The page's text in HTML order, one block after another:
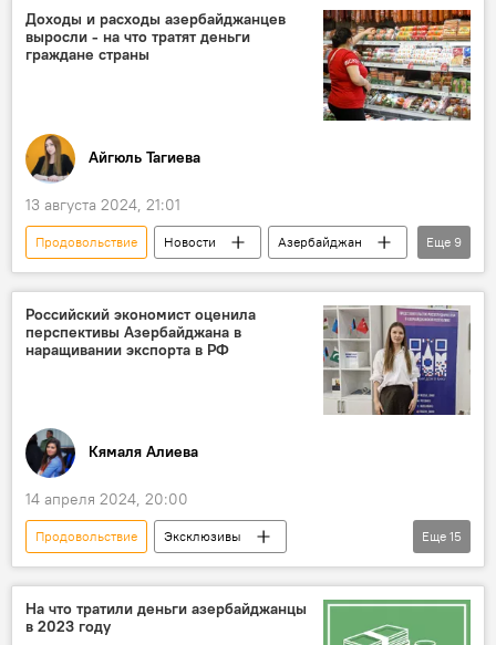
Инфляция
Казахстан
Россия
Кыргызстан
Показатели
Рост
Доходы и расходы азербайджанцев
выросли - на что тратят деньги
граждане страны
Айгюль Тагиева
13 августа 2024, 21:01
Продовольствие Новости
Азербайджан
Госкомстат Азербайджана
Население
Доходы населения
Зарплаты
продукты питания
Табачные изделия
Еще 9
Российский экономист оценила
перспективы Азербайджана в
наращивании экспорта в РФ
Кямаля Алиева
14 апреля 2024, 20:00
Продовольствие
Эксклюзивы
Азербайджан
Россия
Торговля
экспорт
АВТОВАЗ
Автомобили
Еще 15
На что тратили деньги азербайджанцы
в 2023 году